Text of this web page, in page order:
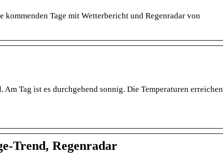
Tage mit Wetterbericht und Regenradar von
Tag ist es durchgehend sonnig. Die Temperaturen erreichen
Trend, Regenradar